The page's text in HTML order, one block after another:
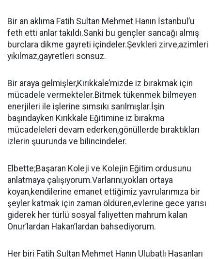
Bir an aklıma Fatih Sultan Mehmet Hanın İstanbul’u
feth etti anlar takıldı.Sanki bu gençler sancağı almış
burclara dikme gayreti içindeler.Şevkleri zirve,azimleri
yıkılmaz,gayretleri sonsuz.
Bir araya gelmişler,Kırıkkale’mizde iz bırakmak için
mücadele vermekteler.Bitmek tükenmek bilmeyen
enerjileri ile işlerine sımsıkı sarılmışlar.İşin
başındayken Kırıkkale Eğitimine iz bırakma
mücadeleleri devam ederken,gönüllerde bıraktıkları
izlerin şuurunda ve bilincindeler.
Elbette;Başaran Koleji ve Kolejin Eğitim ordusunu
anlatmaya çalışıyorum.Varlarını,yokları ortaya
koyan,kendilerine emanet ettiğimiz yavrularımıza bir
şeyler katmak için zaman öldüren,evlerine gece yarısı
giderek her türlü sosyal faliyetten mahrum kalan
Onur’lardan Hakan’lardan bahsediyorum.
Her biri Fatih Sultan Mehmet Hanın Ulubatlı Hasanları